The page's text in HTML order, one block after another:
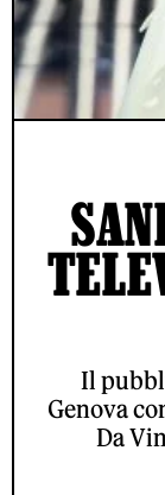
Il
Genova
Da